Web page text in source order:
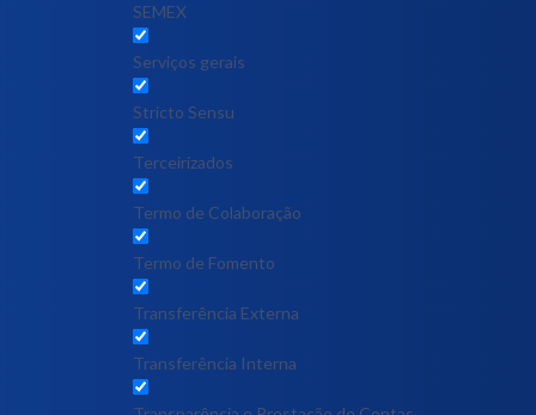
SEMEX
Serviços gerais
Stricto Sensu
Terceirizados
Termo de Colaboração
Termo de Fomento
Transferência Externa
Transferência Interna